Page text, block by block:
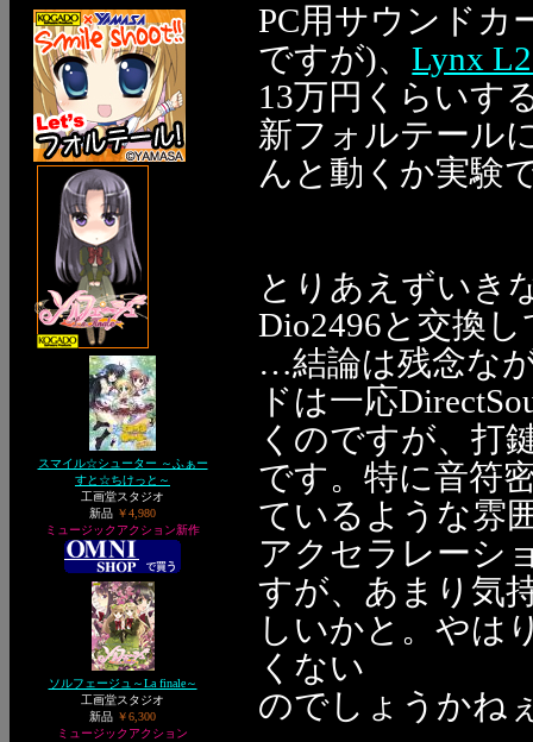
スマイル☆シューター ～ふぁー
すと☆ちけっと～
工画堂スタジオ
新品 ￥4,980
ミュージックアクション新作
ソルフェージュ～La finale～
工画堂スタジオ
新品 ￥6,300
ミュージックアクション
PC用サウンドカ
ですが)、Lynx
13万円くらいす
新フォルテール
んと動くか実験
とりあえずいき
Dio2496と交換
…結論は残念な
ドは一応
くのですが、打
です。特に音符
ているような雰
アクセラレーシ
すが、あまり気
しいかと。やは
くない
のでしょうかね